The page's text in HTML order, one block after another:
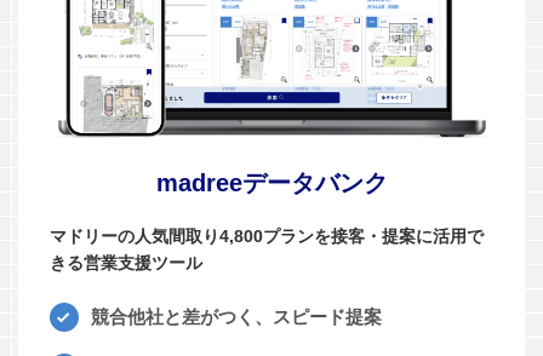
madreeデータバンク
マドリーの人気間取り4,800プランを接客・提案に活用で
きる営業支援ツール
競合他社と差がつく、スピード提案